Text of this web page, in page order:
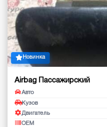
Новинка
Airbag Пассажирский
Авто
Кузов
Двигатель
OEM